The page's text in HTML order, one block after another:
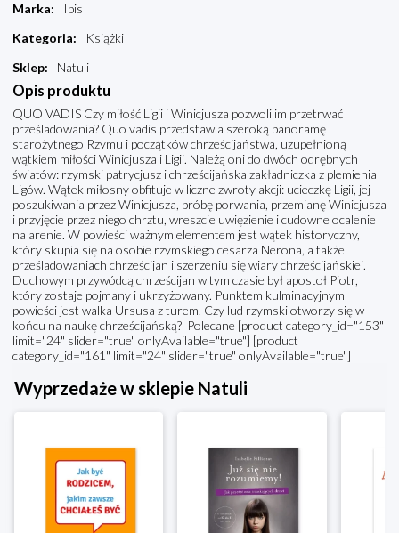
Marka:
Ibis
Kategoria:
Książki
Sklep: Natuli
Opis produktu
QUO VADIS Czy miłość Ligii i Winicjusza pozwoli im przetrwać
prześladowania? Quo vadis przedstawia szeroką panoramę
starożytnego Rzymu i początków chrześcijaństwa, uzupełnioną
wątkiem miłości Winicjusza i Ligii. Należą oni do dwóch odrębnych
światów: rzymski patrycjusz i chrześcijańska zakładniczka z plemienia
Ligów. Wątek miłosny obfituje w liczne zwroty akcji: ucieczkę Ligii, jej
poszukiwania przez Winicjusza, próbę porwania, przemianę Winicjusza
i przyjęcie przez niego chrztu, wreszcie uwięzienie i cudowne ocalenie
na arenie. W powieści ważnym elementem jest wątek historyczny,
który skupia się na osobie rzymskiego cesarza Nerona, a także
prześladowaniach chrześcijan i szerzeniu się wiary chrześcijańskiej.
Duchowym przywódcą chrześcijan w tym czasie był apostoł Piotr,
który zostaje pojmany i ukrzyżowany. Punktem kulminacyjnym
powieści jest walka Ursusa z turem. Czy lud rzymski otworzy się w
końcu na naukę chrześcijańską? Polecane [product category_id="153"
limit="24" slider="true" onlyAvailable="true"] [product
category_id="161" limit="24" slider="true" onlyAvailable="true"]
Wyprzedaże w sklepie Natuli